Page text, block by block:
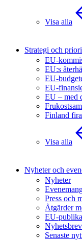
Visa alla
Strategi och
EU-
EU:s
EU-
EU-
EU – med
Finland
Visa alla
Nyheter och
Nyheter
Press och
Åtgärder
EU-
Nyhetsbrev
Senaste